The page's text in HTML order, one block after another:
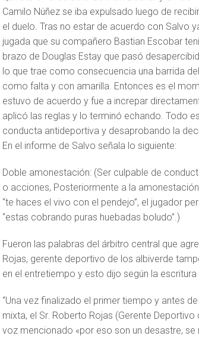
Camilo Núñez se iba expulsado luego de
el duelo. Tras no estar de acuerdo con Salvo
jugada que su compañero Bastian Escobar
brazo de Douglas Estay que pasó
lo que trae como consecuencia una barrida
como falta y con amarilla. Entonces es el
estuvo de acuerdo y fue a increpar
aplicó las reglas y lo terminó echando. Todo
conducta antideportiva y desaprobando la
En el informe de Salvo señala lo siguiente:
Doble amonestación: (Ser culpable de
o acciones, Posteriormente a la
“te haces el vivo con el pendejo”, el jugador
“estas cobrando puras huebadas boludo”.)
Fueron las palabras del árbitro central que
Rojas, gerente deportivo de los albiverde
en el entretiempo y esto dijo según la
“Una vez finalizado el primer tiempo y antes
mixta, el Sr. Roberto Rojas (Gerente
voz mencionado «por eso son un desastre,